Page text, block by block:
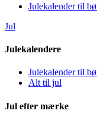
Julekalender til
Jul
Julekalendere
Julekalender til
Alt til jul
Jul efter mærke